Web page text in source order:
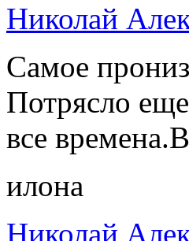
Николай
Самое
Потрясло
все
илона
Николай